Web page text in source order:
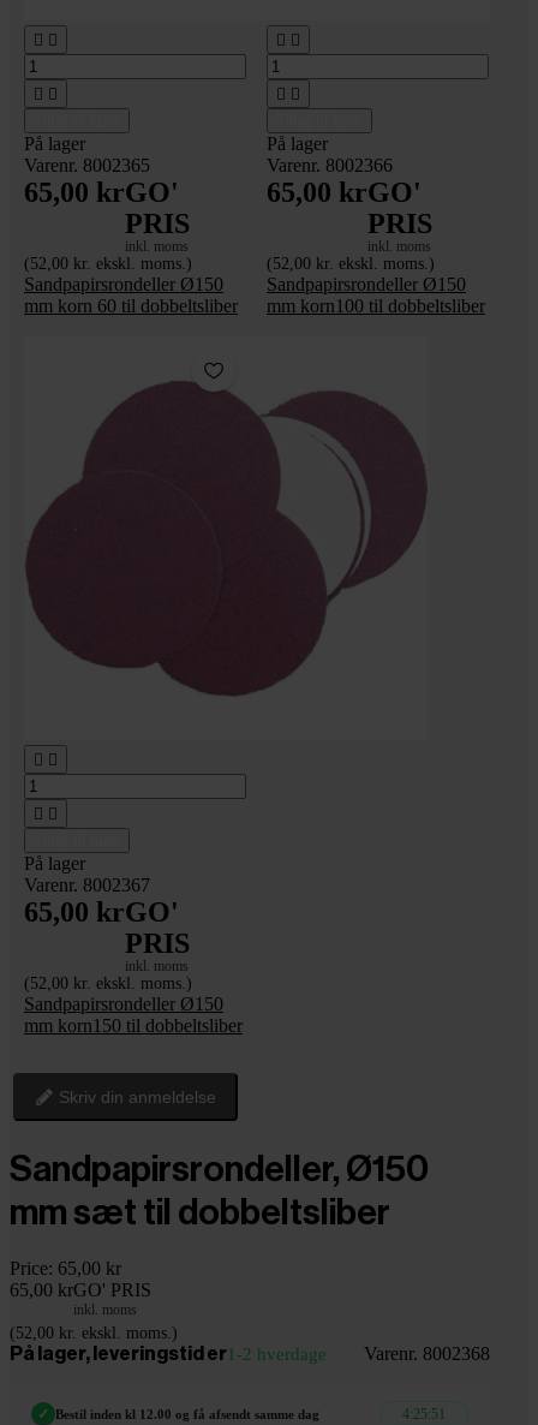
 
 
På lager
Varenr. 8002365
65,00 krGO'
PRIS
inkl. moms
(52,00 kr. ekskl. moms.)
Sandpapirsrondeller Ø150
mm korn 60 til dobbeltsliber
 
 
På lager
Varenr. 8002366
65,00 krGO'
PRIS
inkl. moms
(52,00 kr. ekskl. moms.)
Sandpapirsrondeller Ø150
mm korn100 til dobbeltsliber
 
 
På lager
Varenr. 8002367
65,00 krGO'
PRIS
inkl. moms
(52,00 kr. ekskl. moms.)
Sandpapirsrondeller Ø150
mm korn150 til dobbeltsliber
Skriv din anmeldelse
Sandpapirsrondeller, Ø150
mm sæt til dobbeltsliber
Price: 65,00 kr
65,00 krGO' PRIS
inkl. moms
(52,00 kr. ekskl. moms.)
På lager, leveringstid er1-2 hverdage Varenr. 8002368
✓ Bestil inden kl 12.00 og få afsendt samme dag 4:25:50